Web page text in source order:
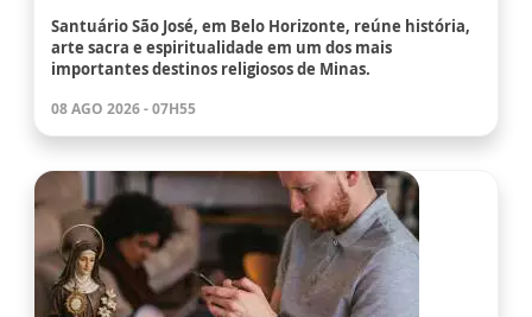
Santuário São José, em Belo Horizonte, reúne história,
arte sacra e espiritualidade em um dos mais
importantes destinos religiosos de Minas.
08 AGO 2026 - 07H55